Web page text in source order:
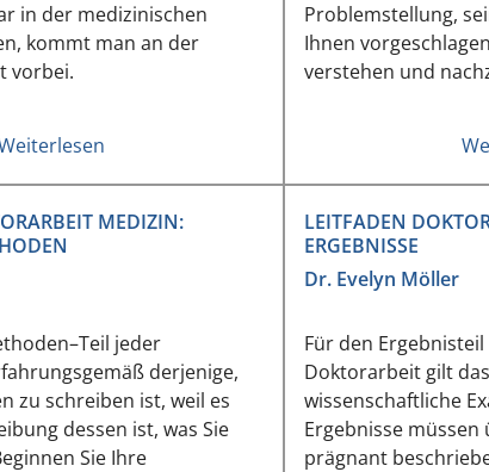
in der medizinischen
kommt man an der
vorbei.
Problemstellung,
Ihnen
verstehen und
MEDIZIN:
jeder
derjenige,
zu schreiben ist, weil es
dessen ist, was Sie
Sie Ihre
LEITFADEN
ERGEBNISSE
Dr. Evelyn Möller
Für den
Doktorarbeit gilt
wissenschaftliche
Ergebnisse
prägnant